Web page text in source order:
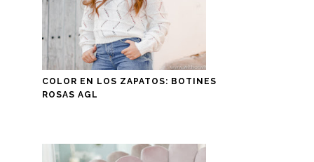
COLOR EN LOS ZAPATOS: BOTINES
ROSAS AGL